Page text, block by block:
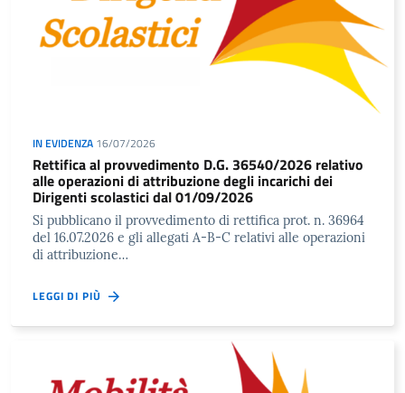
IN EVIDENZA 16/07/2026
Rettifica al provvedimento D.G. 36540/2026 relativo
alle operazioni di attribuzione degli incarichi dei
Dirigenti scolastici dal 01/09/2026
Si pubblicano il provvedimento di rettifica prot. n. 36964
del 16.07.2026 e gli allegati A-B-C relativi alle operazioni
di attribuzione…
LEGGI DI PIÙ